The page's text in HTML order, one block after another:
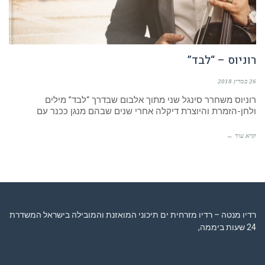
רוניוס – “לבד”
26 במרץ 2018
רוניוס משחרר סינגל שני מתוך אלבום שבדרך “לבד” מילים
ולחן-הזמרת והיוצרת דיקלה אחרי שנים שבהם מנגן ככנר עם
קרא עוד ←
רדיו מנטה – רדיו מזרחית ים תיכוני המואזנת והמובילה בישראל המשדרת
24 שעות ביממה,